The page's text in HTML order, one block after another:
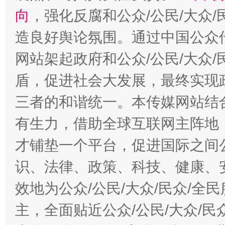
向 ，强化反腐和公众/公民/大众
造良好舆论氛围。通过中国公
网站架起政府和公众/公民/大众
盾，促进社会大发展，最终实
三者的和谐统一。本传媒网站
有生力，借助全球互联网主阵
才铺垫一个平台，促进国际之
识、法律、政策、科技、健康
效地为公众/公民/大众/民众/全
主，全面贴近公众/公民/大众/民